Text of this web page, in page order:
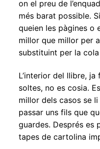
on el preu de
més barat possible.
queien les pàgines o
millor que millor per a
substituint per la cola
L’interior del llibre,
soltes, no es cosia.
millor dels casos se
passar uns fils que
guardes. Després es
tapes de cartolina